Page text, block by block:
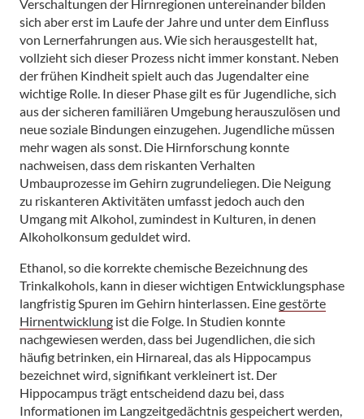
Verschaltungen der Hirnregionen untereinander bilden
sich aber erst im Laufe der Jahre und unter dem Einfluss
von Lernerfahrungen aus. Wie sich herausgestellt hat,
vollzieht sich dieser Prozess nicht immer konstant. Neben
der frühen Kindheit spielt auch das Jugendalter eine
wichtige Rolle. In dieser Phase gilt es für Jugendliche, sich
aus der sicheren familiären Umgebung herauszulösen und
neue soziale Bindungen einzugehen. Jugendliche müssen
mehr wagen als sonst. Die Hirnforschung konnte
nachweisen, dass dem riskanten Verhalten
Umbauprozesse im Gehirn zugrundeliegen. Die Neigung
zu riskanteren Aktivitäten umfasst jedoch auch den
Umgang mit Alkohol, zumindest in Kulturen, in denen
Alkoholkonsum geduldet wird.
Ethanol, so die korrekte chemische Bezeichnung des
Trinkalkohols, kann in dieser wichtigen Entwicklungsphase
langfristig Spuren im Gehirn hinterlassen. Einegestörte
Hirnentwicklung ist die Folge. In Studien konnte
nachgewiesen werden, dass bei Jugendlichen, die sich
häufig betrinken, ein Hirnareal, das als Hippocampus
bezeichnet wird, signifikant verkleinert ist. Der
Hippocampus trägt entscheidend dazu bei, dass
Informationen im Langzeitgedächtnis gespeichert werden,